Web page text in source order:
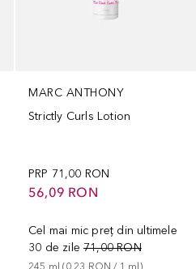
MARC ANTHONY
Strictly Curls Lotion
PRP 71,00 RON
56,09 RON
Cel mai mic preț din ultimele
30 de zile 71,00 RON